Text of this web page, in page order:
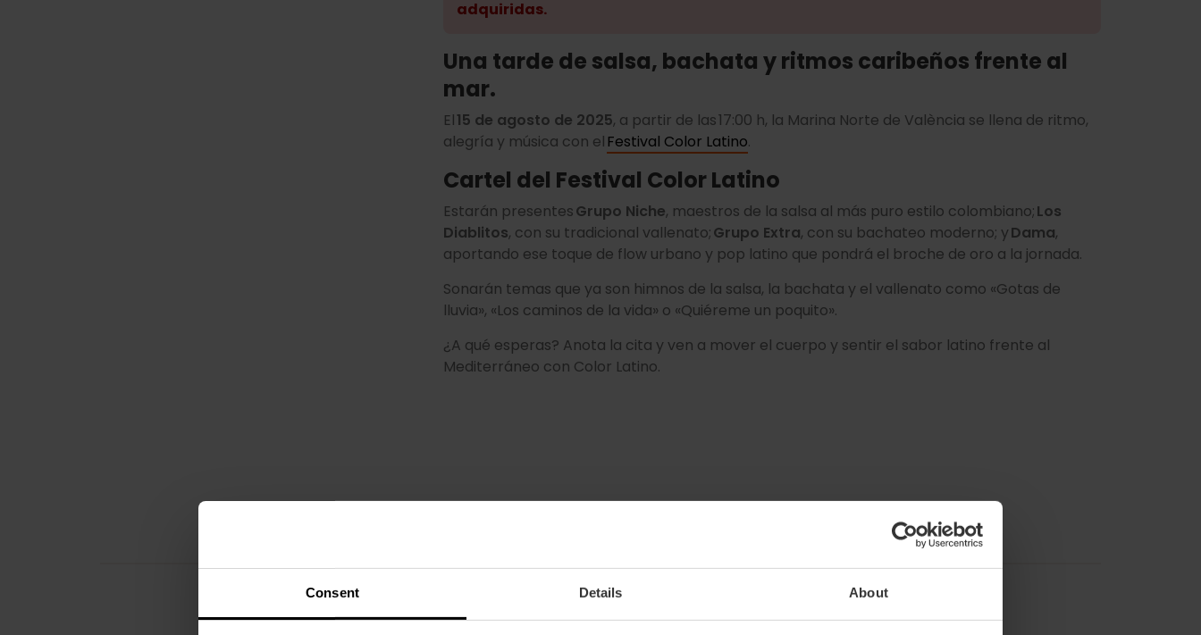
Consent Details About
adquiridas.
Una tarde de salsa, bachata y ritmos caribeños frente al
mar.
El15 de agosto de 2025, a partir de las 17:00 h, la Marina Norte de València se llena de ritmo,
alegría y música con el Festival Color Latino.
Cartel del Festival Color Latino
Estarán presentesGrupo Niche, maestros de la salsa al más puro estilo colombiano;Los
Diablitos, con su tradicional vallenato;Grupo Extra, con su bachateo moderno; yDama,
aportando ese toque de flow urbano y pop latino que pondrá el broche de oro a la jornada.
Sonarán temas que ya son himnos de la salsa, la bachata y el vallenato como «Gotas de
lluvia», «Los caminos de la vida» o «Quiéreme un poquito».
¿A qué esperas? Anota la cita y ven a mover el cuerpo y sentir el sabor latino frente al
Mediterráneo con Color Latino.